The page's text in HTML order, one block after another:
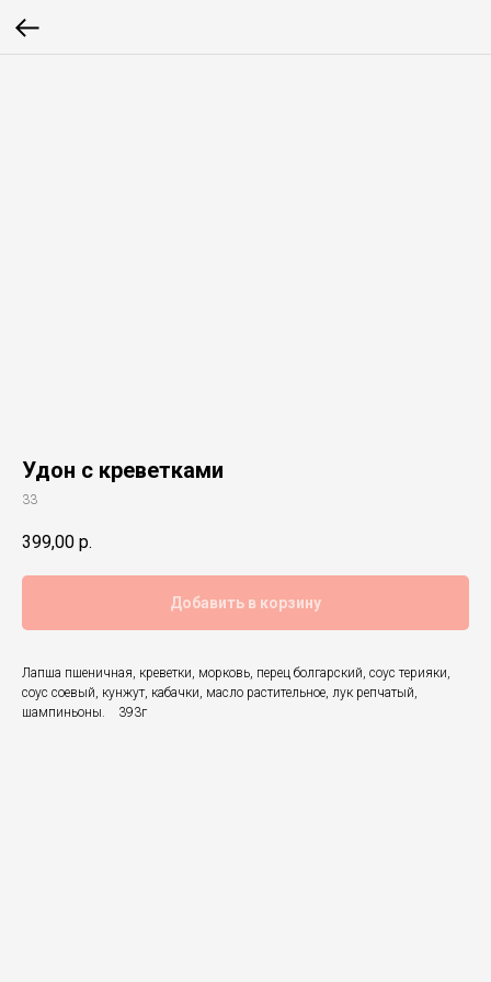
Удон с креветками
33
399,00 р.
Добавить в корзину
Лапша пшеничная, креветки, морковь, перец болгарский, соус терияки,
соус соевый, кунжут, кабачки, масло растительное, лук репчатый,
шампиньоны. 393г